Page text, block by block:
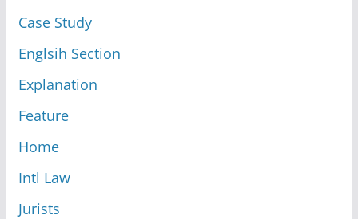
Case Study
Englsih Section
Explanation
Feature
Home
Intl Law
Jurists